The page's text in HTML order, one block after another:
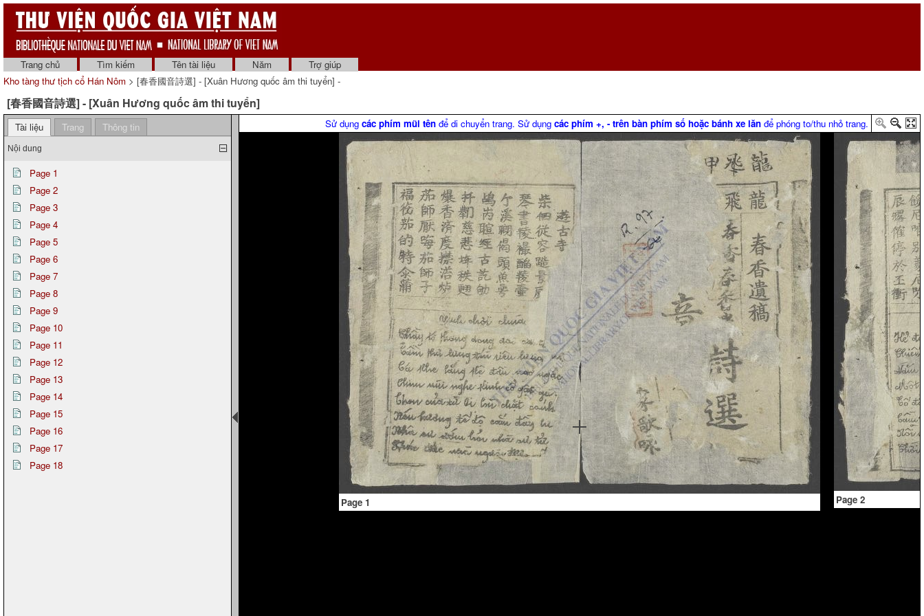
Trang chủ Tìm kiếm Tên tài liệu Năm
Trợ giúp
Kho tàng thư tịch cổ Hán Nôm > [春香國音詩選] - [Xuân Hương quốc âm thi tuyển] -
[春香國音詩選] - [Xuân Hương quốc âm thi tuyển]
Tài liệu Trang Thông tin
Nội dung
Page 1
Page 2
Page 3
Page 4
Page 5
Page 6
Page 7
Page 8
Page 9
Page 10
Page 11
Page 12
Page 13
Page 14
Page 15
Page 16
Page 17
Page 18
Sử dụng các phím mũi tên để di chuyển trang. Sử dụng các phím +, - trên bàn phím số hoặc bánh xe lăn để phóng to/thu nhỏ trang.
Page 1 Page 2